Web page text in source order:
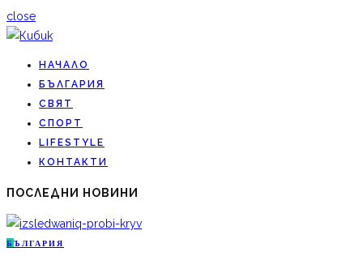
close
НАЧАЛО
БЪЛГАРИЯ
СВЯТ
СПОРТ
LIFESTYLE
КОНТАКТИ
ПОСЛЕДНИ НОВИНИ
Б ЪЛГАРИЯ